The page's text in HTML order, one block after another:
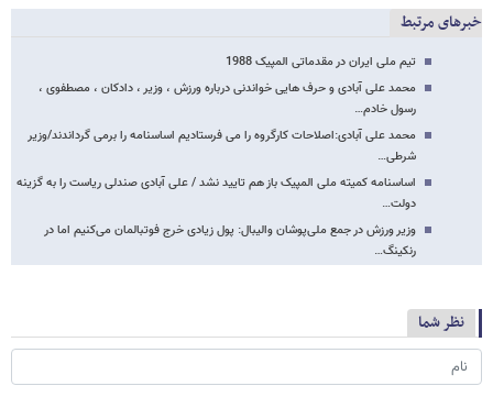
خبرهای مرتبط
تیم ملی ایران در مقدماتی المپیک 1988‎
محمد علی آبادی و حرف هایی خواندنی درباره ورزش ، وزیر ، دادکان ، مصطفوی ،
رسول خادم…
محمد علی آبادی:اصلاحات کارگروه را می فرستادیم اساسنامه را برمی گرداندند/وزیر
شرطی…
اساسنامه کمیته ملی المپیک باز هم تایید نشد / علی آبادی صندلی ریاست را به گزینه
دولت…
وزیر ورزش در جمع ملی‌پوشان والیبال: پول زیادی خرج فوتبالمان می‌کنیم اما در
رنکینگ…
نظر شما